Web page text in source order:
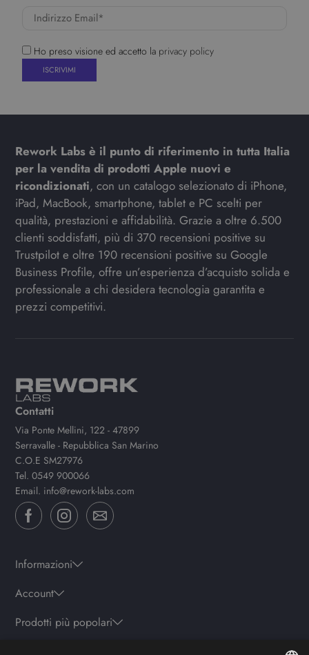
Ho preso visione ed accetto la privacy policy
Rework Labs è il punto di riferimento in tutta Italia
per la vendita di prodotti Apple nuovi e
ricondizionati, con un catalogo selezionato di iPhone,
iPad, MacBook, smartphone, tablet e PC scelti per
qualità, prestazioni e affidabilità. Grazie a oltre 6.500
clienti soddisfatti, più di 370 recensioni positive su
Trustpilot e oltre 190 recensioni positive su Google
Business Profile, offre un’esperienza d’acquisto solida e
professionale a chi desidera tecnologia garantita e
prezzi competitivi.
Contatti
Via Ponte Mellini, 122 - 47899
Serravalle - Repubblica San Marino
C.O.E SM27976
Tel.0549 900066
Email. info@rework-labs.com
Informazioni
Account
Prodotti più popolari